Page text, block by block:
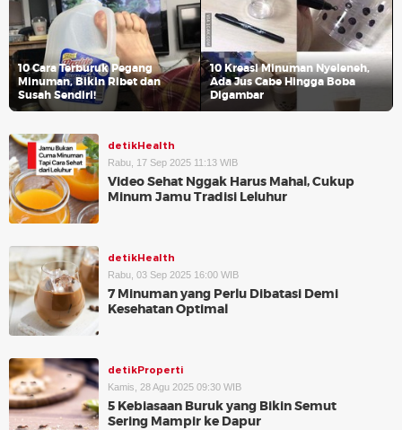
10 Cara Terburuk Pegang
Minuman, Bikin Ribet dan
Susah Sendiri!
10 Kreasi Minuman Nyeleneh,
Ada Jus Cabe Hingga Boba
Digambar
detikHealth
Rabu, 17 Sep 2025 11:13 WIB
Video Sehat Nggak Harus Mahal, Cukup
Minum Jamu Tradisi Leluhur
detikHealth
Rabu, 03 Sep 2025 16:00 WIB
7 Minuman yang Perlu Dibatasi Demi
Kesehatan Optimal
detikProperti
Kamis, 28 Agu 2025 09:30 WIB
5 Kebiasaan Buruk yang Bikin Semut
Sering Mampir ke Dapur